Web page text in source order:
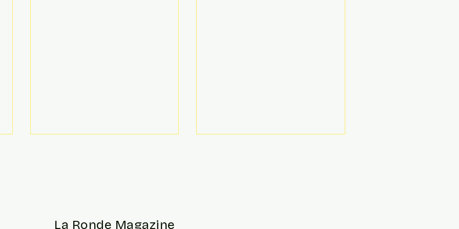
La Ronde Magazine